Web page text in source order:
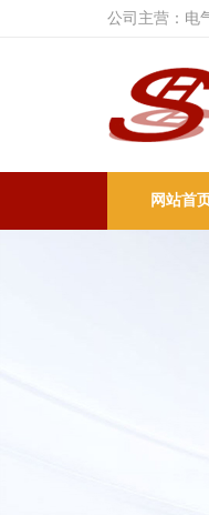
公司主营：电
网站首